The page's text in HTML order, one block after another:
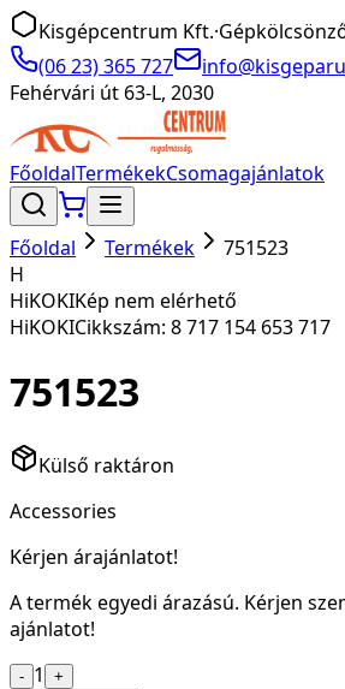
Kisgépcentrum Kft.·
(06 23) 365 727
Fehérvári út 63-L, 2030
FőoldalTermékekCsomagajánlatok
Főoldal Termékek
751523
H
HiKOKIKép nem elérhető
HiKOKICikkszám: 8 717 154 653 717
751523
Külső raktáron
Accessories
Kérjen árajánlatot!
A termék egyedi árazású. Kérjen
ajánlatot!
- 1 +